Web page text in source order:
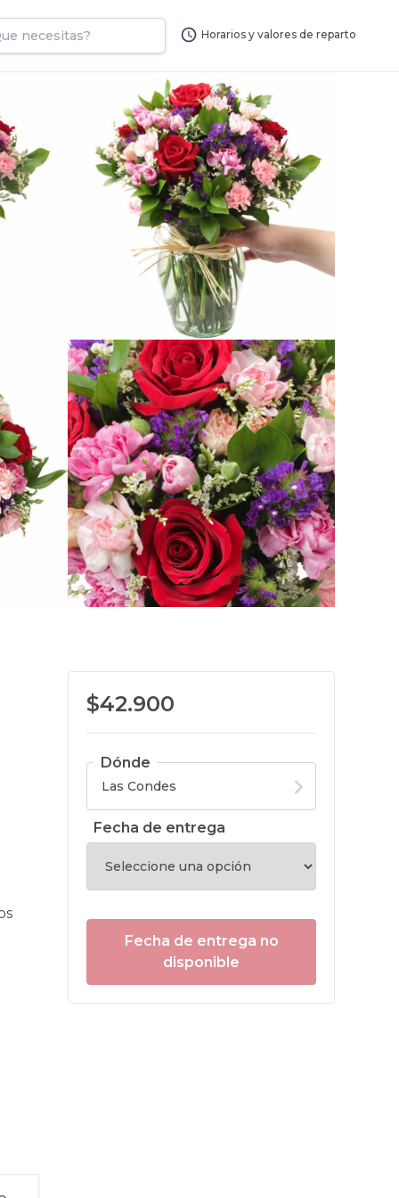
Horarios y valores de reparto
$42.900
Dónde
Fecha de entrega
Fecha de entrega no
disponible